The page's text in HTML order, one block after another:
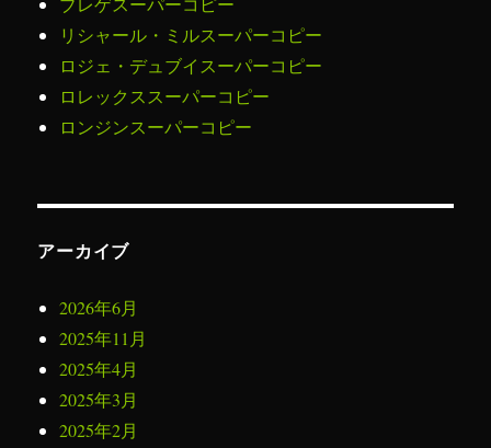
リシャール・ミルスーパーコピー
ロジェ・デュブイスーパーコピー
ロレックススーパーコピー
ロンジンスーパーコピー
アーカイブ
2026年6月
2025年11月
2025年4月
2025年3月
2025年2月